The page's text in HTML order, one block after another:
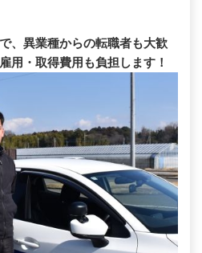
、異業種からの転職者も大歓
用・取得費用も負担します！